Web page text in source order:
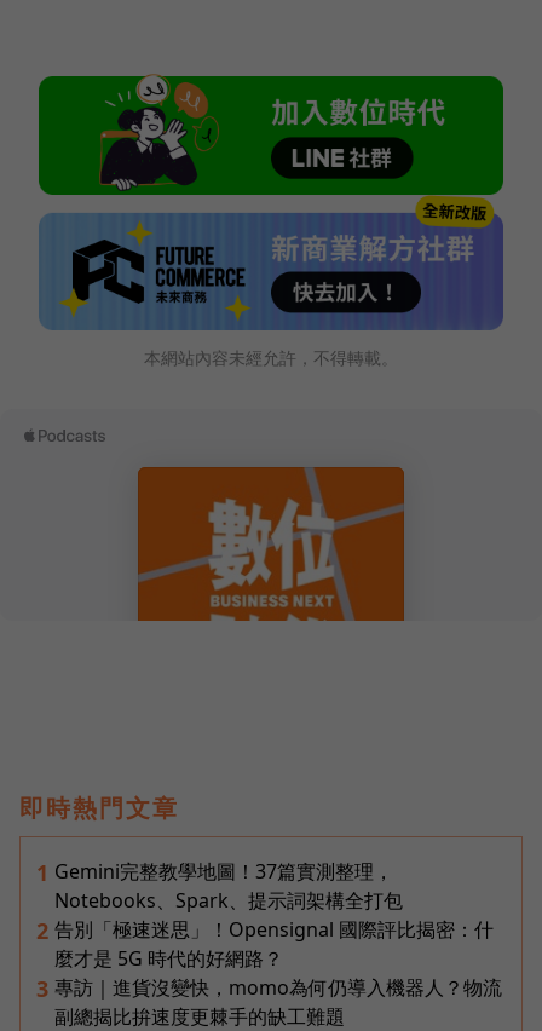
本網站內容未經允許，不得轉載。
即時熱門文章
1 Gemini完整教學地圖！37篇實測整理，
Notebooks、Spark、提示詞架構全打包
2 告別「極速迷思」！Opensignal 國際評比揭密：什
麼才是 5G 時代的好網路？
3 專訪｜進貨沒變快，momo為何仍導入機器人？物流
副總揭比拚速度更棘手的缺工難題